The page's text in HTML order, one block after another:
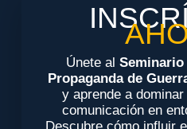
Únete al
Propaganda de
y aprende a
comunicación en
Descubre cómo influir